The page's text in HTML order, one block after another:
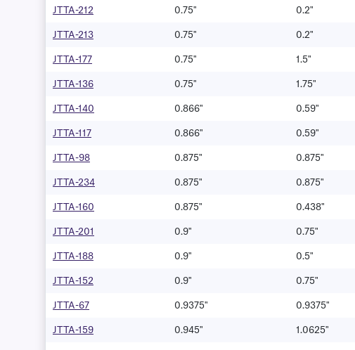
JTTA-212 0.75" 0.2"
JTTA-213 0.75" 0.2"
JTTA-177 0.75" 1.5"
JTTA-136 0.75" 1.75"
JTTA-140 0.866" 0.59"
JTTA-117 0.866" 0.59"
JTTA-98 0.875" 0.875"
JTTA-234 0.875" 0.875"
JTTA-160 0.875" 0.438"
JTTA-201 0.9" 0.75"
JTTA-188 0.9" 0.5"
JTTA-152 0.9" 0.75"
JTTA-67 0.9375" 0.9375"
JTTA-159 0.945" 1.0625"